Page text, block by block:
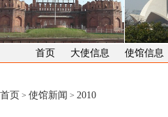
首页 大使信息 使馆信息
首页 > 使馆新闻 > 2010